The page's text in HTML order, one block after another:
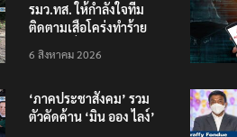
รมว.ทส. ให้กำลังใจทีม
ติดตามเสือโคร่งทำร้าย
6 สิงหาคม 2026
‘ภาคประชาสังคม’ รวม
ตัวคัดค้าน ‘มิน ออง ไลง์’